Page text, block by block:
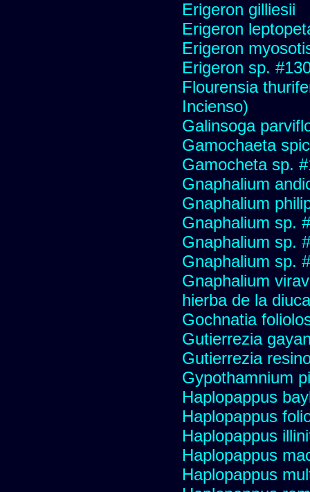
Erigeron gilliesii
Erigeron
Erigeron
Erigeron sp.
Flourensia
Incienso)
Galinsoga
Gamochaeta
Gamocheta sp.
Gnaphalium
Gnaphalium
Gnaphalium sp.
Gnaphalium sp.
Gnaphalium sp.
Gnaphalium
hierba de la
Gochnatia
Gutierrezia
Gutierrezia
Gypothamnium
Haplopappus
Haplopappus
Haplopappus
Haplopappus
Haplopappus